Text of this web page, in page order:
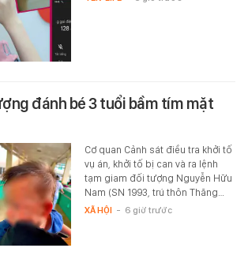
đánh bé 3 tuổi bầm tím mặt
Cơ quan Cảnh sát điều tra khởi tố
vụ án, khởi tố bị can và ra lệnh
tạm giam đối tượng Nguyễn Hữu
Nam (SN 1993, trú thôn Thăng…
XÃ HỘI - 6 giờ trước